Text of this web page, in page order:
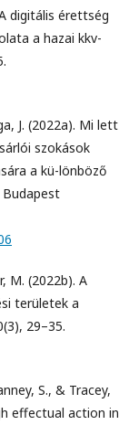
digitális érettség
a hazai kkv-
J. (2022a). Mi lett
szokások
a kü-lönböző
M. (2022b). A
területek a
29–35.
S., & Tracey,
effectual action in